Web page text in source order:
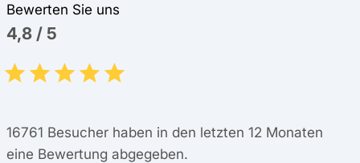
Bewerten Sie uns
4,8 / 5
16761 Besucher haben in den letzten 12 Monaten
eine Bewertung abgegeben.